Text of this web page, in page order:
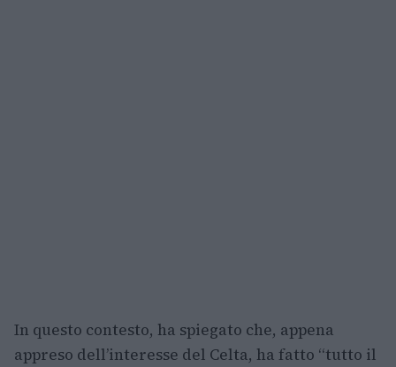
In questo contesto, ha spiegato che, appena
appreso dell’interesse del Celta, ha fatto “tutto il